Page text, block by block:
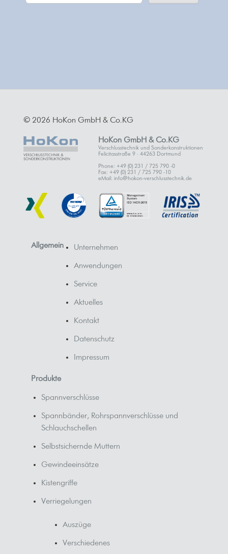
© 2026 HoKon GmbH & Co.KG
HoKon GmbH & Co.KG
Verschlusstechnik und Sonderkonstruktionen
Felicitasstraße 9 · 44263 Dortmund
Phone: +49 (0) 231 / 725 790 -0
Fax: +49 (0) 231 / 725 790 -10
eMail: info@hokon-verschlusstechnik.de
Allgemein Unternehmen
Anwendungen
Service
Aktuelles
Kontakt
Datenschutz
Impressum
Produkte
Spannverschlüsse
Spannbänder, Rohrspannverschlüsse und
Schlauchschellen
Selbstsichernde Muttern
Gewindeeinsätze
Kistengriffe
Verriegelungen
Auszüge
Verschiedenes